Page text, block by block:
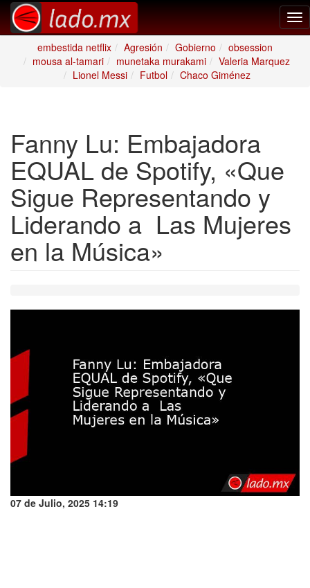
embestida netflix
Agresión Gobierno
obsession
mousa al-tamari
munetaka murakami
Valeria Marquez
Lionel Messi
Futbol Chaco Giménez
Fanny Lu: Embajadora
EQUAL de Spotify, «Que
Sigue Representando y
Liderando a Las Mujeres
en la Música»
07 de Julio, 2025 14:19